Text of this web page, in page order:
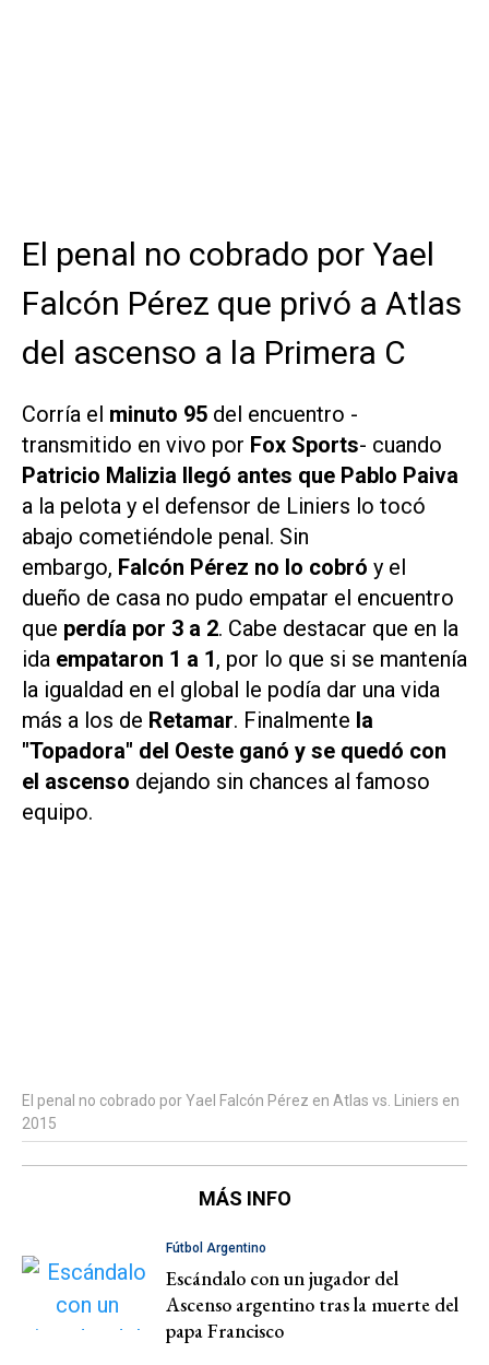
El penal no cobrado por Yael
Falcón Pérez que privó a Atlas
del ascenso a la Primera C
Corría el minuto 95 del encuentro -
transmitido en vivo por Fox Sports- cuando
Patricio Malizia llegó antes que Pablo Paiva
a la pelota y el defensor de Liniers lo tocó
abajo cometiéndole penal. Sin
embargo, Falcón Pérez no lo cobró y el
dueño de casa no pudo empatar el encuentro
que perdía por 3 a 2. Cabe destacar que en la
ida empataron 1 a 1, por lo que si se mantenía
la igualdad en el global le podía dar una vida
más a los de Retamar. Finalmente la
"Topadora" del Oeste ganó y se quedó con
el ascenso dejando sin chances al famoso
equipo.
El penal no cobrado por Yael Falcón Pérez en Atlas vs. Liniers en
2015
MÁS INFO
Fútbol Argentino
Escándalo con un jugador del
Ascenso argentino tras la muerte del
papa Francisco